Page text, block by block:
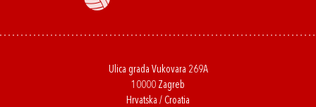
Ulica grada Vukovara 269A
10000 Zagreb
Hrvatska / Croatia